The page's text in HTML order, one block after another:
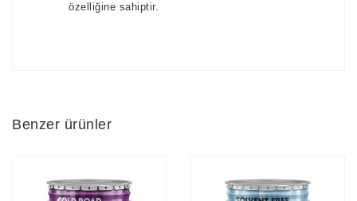
özelliğine sahiptir.
Benzer ürünler